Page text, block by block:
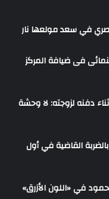
في سعد مولعها نار
فى ضيافة المركز
دفنه لزوجته: لا وحشة
القاضية في أول